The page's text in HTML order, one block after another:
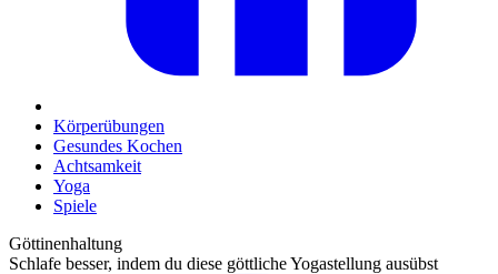
Körperübungen
Gesundes Kochen
Achtsamkeit
Yoga
Spiele
Göttinenhaltung
Schlafe besser, indem du diese göttliche Yogastellung ausübst